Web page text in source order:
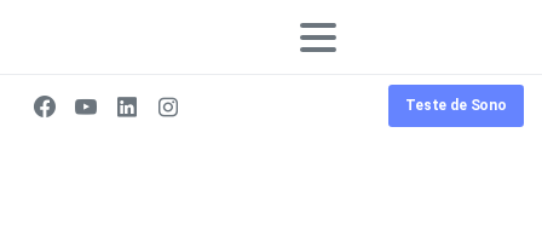
Teste de Sono